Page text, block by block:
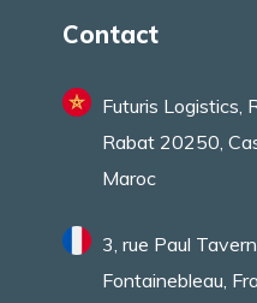
Contact
Futuris Logistics,
Rabat 20250,
Maroc
3, rue Paul
Fontainebleau,